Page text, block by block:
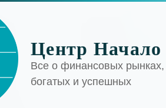
Центр Начало
Все о финансовых рынках,
богатых и успешных